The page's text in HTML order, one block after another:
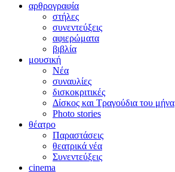
αρθρογραφία
στήλες
συνεντεύξεις
αφιερώματα
βιβλία
μουσική
Νέα
συναυλίες
δισκοκριτικές
Δίσκος και Τραγούδια του μήνα
Photo stories
θέατρο
Παραστάσεις
θεατρικά νέα
Συνεντεύξεις
cinema